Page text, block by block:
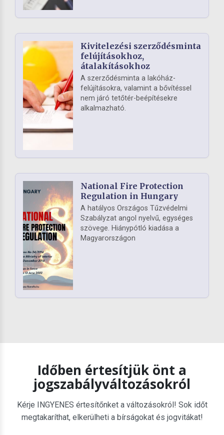
Kivitelezési szerződésminta
felújításokhoz,
átalakításokhoz
A szerződésminta a lakóház-
felújításokra, valamint a bővítéssel
nem járó tetőtér-beépítésekre
alkalmazható.
National Fire Protection
Regulation in Hungary
A hatályos Országos Tűzvédelmi
Szabályzat angol nyelvű, egységes
szövege. Hiánypótló kiadása a
Magyarországon
Időben értesítjük önt a
jogszabályváltozásokról
Kérje INGYENES értesítőnket a változásokról! Sok időt
megtakaríthat, elkerülheti a bírságokat és jogvitákat!